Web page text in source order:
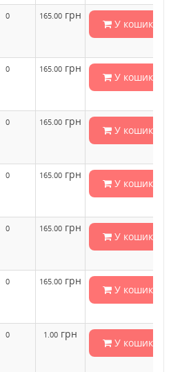
0 165.00 грн
У кошик
0 165.00 грн
У кошик
0 165.00 грн
У кошик
0 165.00 грн
У кошик
0 165.00 грн
У кошик
0 165.00 грн
У кошик
0 1.00 грн
У кошик